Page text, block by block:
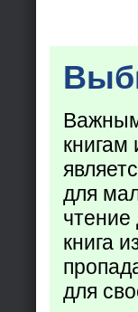
книгам
для
чтение
книга
для